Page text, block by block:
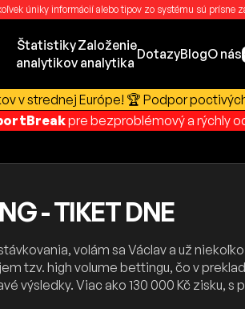
úniky informácií alebo tipov zo systému sú prísne
Štatistiky
analytikov
Založenie
analytika
DotazyBlogO nás
v strednej Európe! 🏆 Podpor
pre bezproblémový a rýchly
- TIKET DNE
volám sa Václav a už
tzv. high volume bettingu, čo v
výsledky. Viac ako 130 000 Kč zisku,